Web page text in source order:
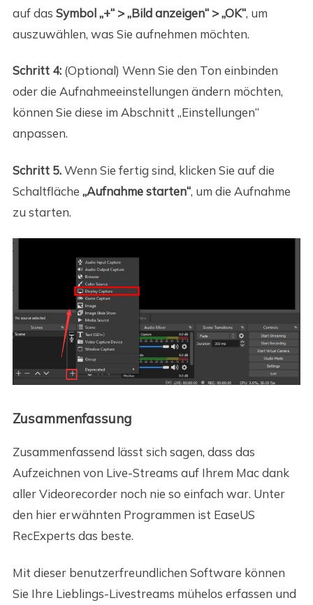
auf das Symbol „+“ > „Bild anzeigen“ > „OK“, um
auszuwählen, was Sie aufnehmen möchten.
Schritt 4:(Optional) Wenn Sie den Ton einbinden
oder die Aufnahmeeinstellungen ändern möchten,
können Sie diese im Abschnitt „Einstellungen“
anpassen.
Schritt 5.Wenn Sie fertig sind, klicken Sie auf die
Schaltfläche „Aufnahme starten“, um die Aufnahme
zu starten.
Zusammenfassung
Zusammenfassend lässt sich sagen, dass das
Aufzeichnen von Live-Streams auf Ihrem Mac dank
aller Videorecorder noch nie so einfach war. Unter
den hier erwähnten Programmen ist EaseUS
RecExperts das beste.
Mit dieser benutzerfreundlichen Software können
Sie Ihre Lieblings-Livestreams mühelos erfassen und